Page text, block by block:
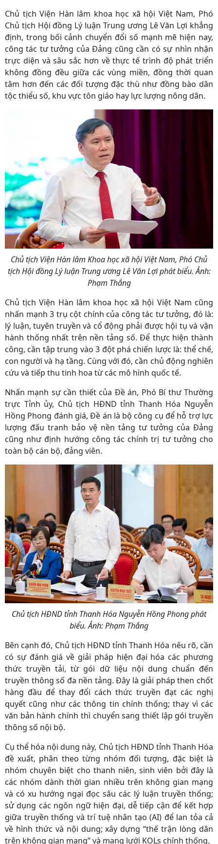
Chủ tịch Viện Hàn lâm khoa học xã hội Việt Nam, Phó
Chủ tịch Hội đồng Lý luận Trung ương Lê Văn Lợi khẳng
định, trong bối cảnh chuyển đổi số mạnh mẽ hiện nay,
công tác tư tưởng của Đảng cũng cần có sự nhìn nhận
trực diện và sâu sắc hơn về thực tế trình độ phát triển
không đồng đều giữa các vùng miền, đồng thời quan
tâm hơn đến các đối tượng đặc thù như đồng bào dân
tộc thiểu số, khu vực tôn giáo hay lực lượng nông dân.
Chủ tịch Viện Hàn lâm Khoa học xã hội Việt Nam, Phó Chủ
tịch Hội đồng Lý luận Trung ương Lê Văn Lợi phát biểu. Ảnh:
Phạm Thắng
Chủ tịch Viện Hàn lâm khoa học xã hội Việt Nam cũng
nhấn mạnh 3 trụ cột chính của công tác tư tưởng, đó là:
lý luận, tuyên truyền và cổ động phải được hội tụ và vận
hành thống nhất trên nền tảng số. Để thực hiện thành
công, cần tập trung vào 3 đột phá chiến lược là: thể chế,
con người và hạ tầng. Cùng với đó, cần chủ động nghiên
cứu và tiếp thu tinh hoa từ các mô hình quốc tế.
Nhấn mạnh sự cần thiết của Đề án, Phó Bí thư Thường
trực Tỉnh ủy, Chủ tịch HĐND tỉnh Thanh Hóa Nguyễn
Hồng Phong đánh giá, Đề án là bộ công cụ để hỗ trợ lực
lượng đấu tranh bảo vệ nền tảng tư tưởng của Đảng
cũng như định hướng công tác chính trị tư tưởng cho
toàn bộ cán bộ, đảng viên.
Chủ tịch HĐND tỉnh Thanh Hóa Nguyễn Hồng Phong phát
biểu. Ảnh: Phạm Thắng
Bên cạnh đó, Chủ tịch HĐND tỉnh Thanh Hóa nêu rõ, cần
có sự đánh giá về giải pháp hiện đại hóa các phương
thức truyền tải, từ gói dữ liệu nội dung chuẩn đến
truyền thông số đa nền tảng. Đây là giải pháp then chốt
hàng đầu để thay đổi cách thức truyền đạt các nghị
quyết cũng như các thông tin chính thống; thay vì các
văn bản hành chính thì chuyển sang thiết lập gói truyền
thông số nội bộ.
Cụ thể hóa nội dung này, Chủ tịch HĐND tỉnh Thanh Hóa
đề xuất, phân theo từng nhóm đối tượng, đặc biệt là
nhóm chuyên biệt cho thanh niên, sinh viên bởi đây là
các nhóm dành thời gian nhiều trên không gian mạng
và có xu hướng ngại đọc sâu các lý luận truyền thống;
sử dụng các ngôn ngữ hiện đại, dễ tiếp cận để kết hợp
giữa truyền thống và trí tuệ nhân tạo (AI) để lan tỏa cả
về hình thức và nội dung; xây dựng “thế trận lòng dân
trên không gian mạng” và mạng lưới KOLs chính thống.